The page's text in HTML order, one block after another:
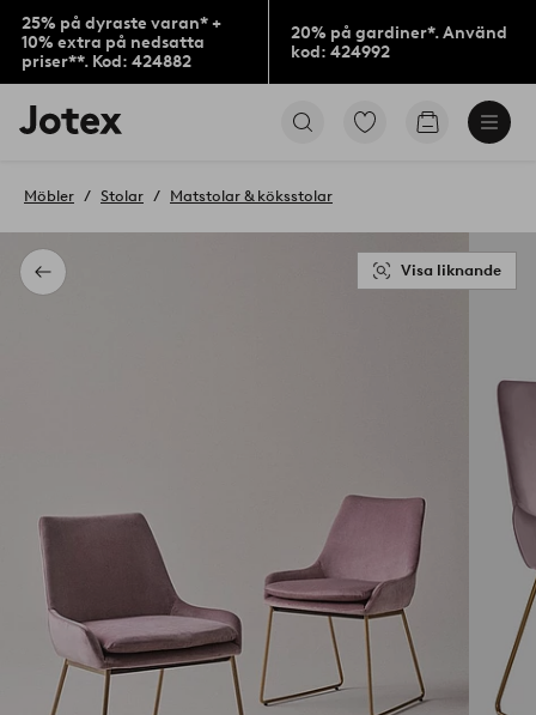
25% på dyraste varan* +
10% extra på nedsatta
priser**. Kod: 424882
20% på gardiner*. Använd
kod: 424992
Jotex
logotyp
till
Gå
Gå
Tillbaka
Möbler Stolar Matstolar & köksstolar
Visa liknande